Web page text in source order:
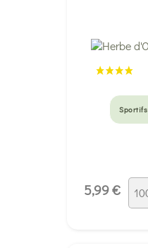
Sportifs
5,99 €